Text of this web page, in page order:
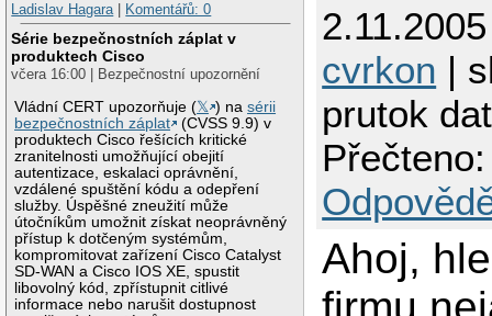
Ladislav Hagara| Komentářů: 0
Série bezpečnostních záplat v
produktech Cisco
včera 16:00 | Bezpečnostní upozornění
Vládní CERT upozorňuje (𝕏 ) nasérii
bezpečnostních záplat
(CVSS 9.9) v
produktech Cisco řešících kritické
zranitelnosti umožňující obejití
autentizace, eskalaci oprávnění,
vzdálené spuštění kódu a odepření
služby. Úspěšné zneužití může
útočníkům umožnit získat neoprávněný
přístup k dotčeným systémům,
kompromitovat zařízení Cisco Catalyst
SD-WAN a Cisco IOS XE, spustit
libovolný kód, zpřístupnit citlivé
informace nebo narušit dostupnost
cvrkon |
prutok
Ahoj,